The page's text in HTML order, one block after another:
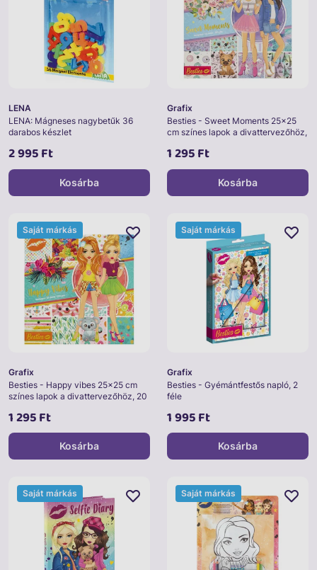
LENA
LENA: Mágneses nagybetűk 36
darabos készlet
2 995 Ft
Kosárba
Grafix
Besties - Sweet Moments 25x25
cm színes lapok a divattervezőhöz,
1 295 Ft
Kosárba
Grafix
Besties - Happy vibes 25x25 cm
színes lapok a divattervezőhöz, 20
1 295 Ft
Saját márkás
Kosárba
Grafix
Besties - Gyémántfestős napló, 2
féle
1 995 Ft
Saját márkás
Kosárba
Saját márkás Saját márkás